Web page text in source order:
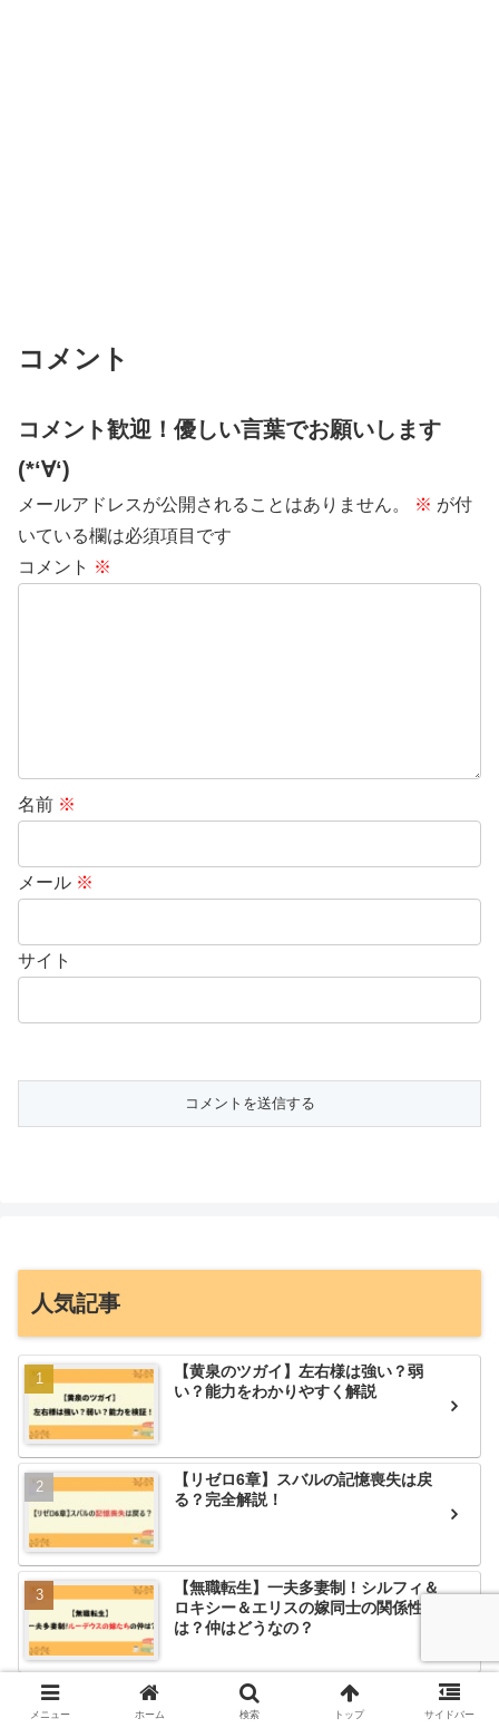
コメント
コメント歓迎！優しい言葉でお願いします
(*‘∀‘)
メールアドレスが公開されることはありません。 ※ が付
いている欄は必須項目です
コメント ※
名前 ※
メール ※
サイト
人気記事
【黄泉のツガイ】左右様は強い？弱
い？能力をわかりやすく解説
【リゼロ6章】スバルの記憶喪失は戻
る？完全解説！
【無職転生】一夫多妻制！シルフィ＆
ロキシー＆エリスの嫁同士の関係性
は？仲はどうなの？
ちいかわの絵をアイコンに使いたい！
著作権は大丈夫？
メニュー ホーム 検索 トップ サイドバー